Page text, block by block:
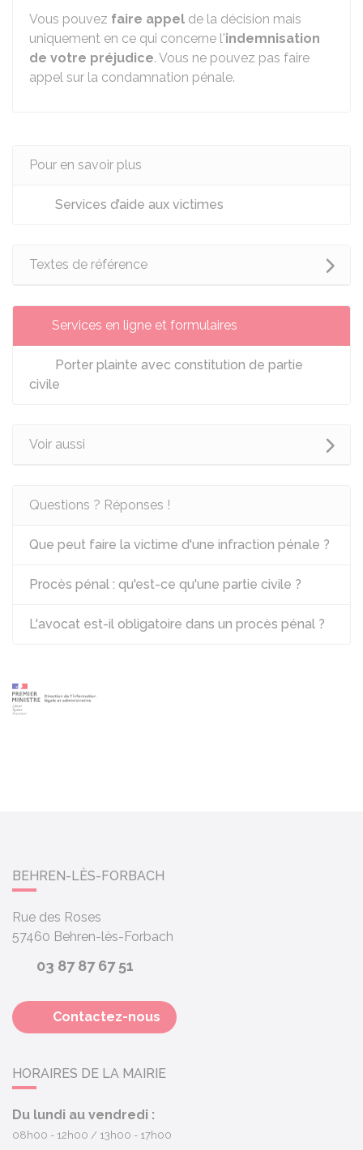
Vous pouvez faire appel de la décision mais
uniquement en ce qui concerne l'indemnisation
de votre préjudice. Vous ne pouvez pas faire
appel sur la condamnation pénale.
Pour en savoir plus
Services d’aide aux victimes
Textes de référence
Services en ligne et formulaires
Porter plainte avec constitution de partie
civile
Voir aussi
Questions ? Réponses !
Que peut faire la victime d'une infraction pénale ?
Procès pénal : qu'est-ce qu'une partie civile ?
L'avocat est-il obligatoire dans un procès pénal ?
BEHREN-LÈS-FORBACH
Rue des Roses
57460 Behren-lès-Forbach
03 87 87 67 51
Contactez-nous
HORAIRES DE LA MAIRIE
Du lundi au vendredi :
08h00 - 12h00 13h00 - 17h00